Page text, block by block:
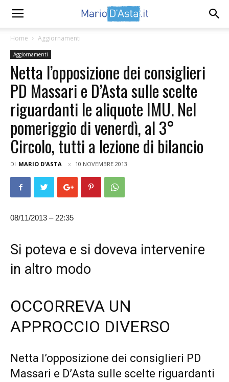
Home Aggiornamenti
Aggiornamenti
Netta l’opposizione dei consiglieri
PD Massari e D’Asta sulle scelte
riguardanti le aliquote IMU. Nel
pomeriggio di venerdì, al 3°
Circolo, tutti a lezione di bilancio
DI MARIO D'ASTA 10 NOVEMBRE 2013
08/11/2013 – 22:35
Si poteva e si doveva intervenire
in altro modo
OCCORREVA UN
APPROCCIO DIVERSO
Netta l’opposizione dei consiglieri PD
Massari e D’Asta sulle scelte riguardanti